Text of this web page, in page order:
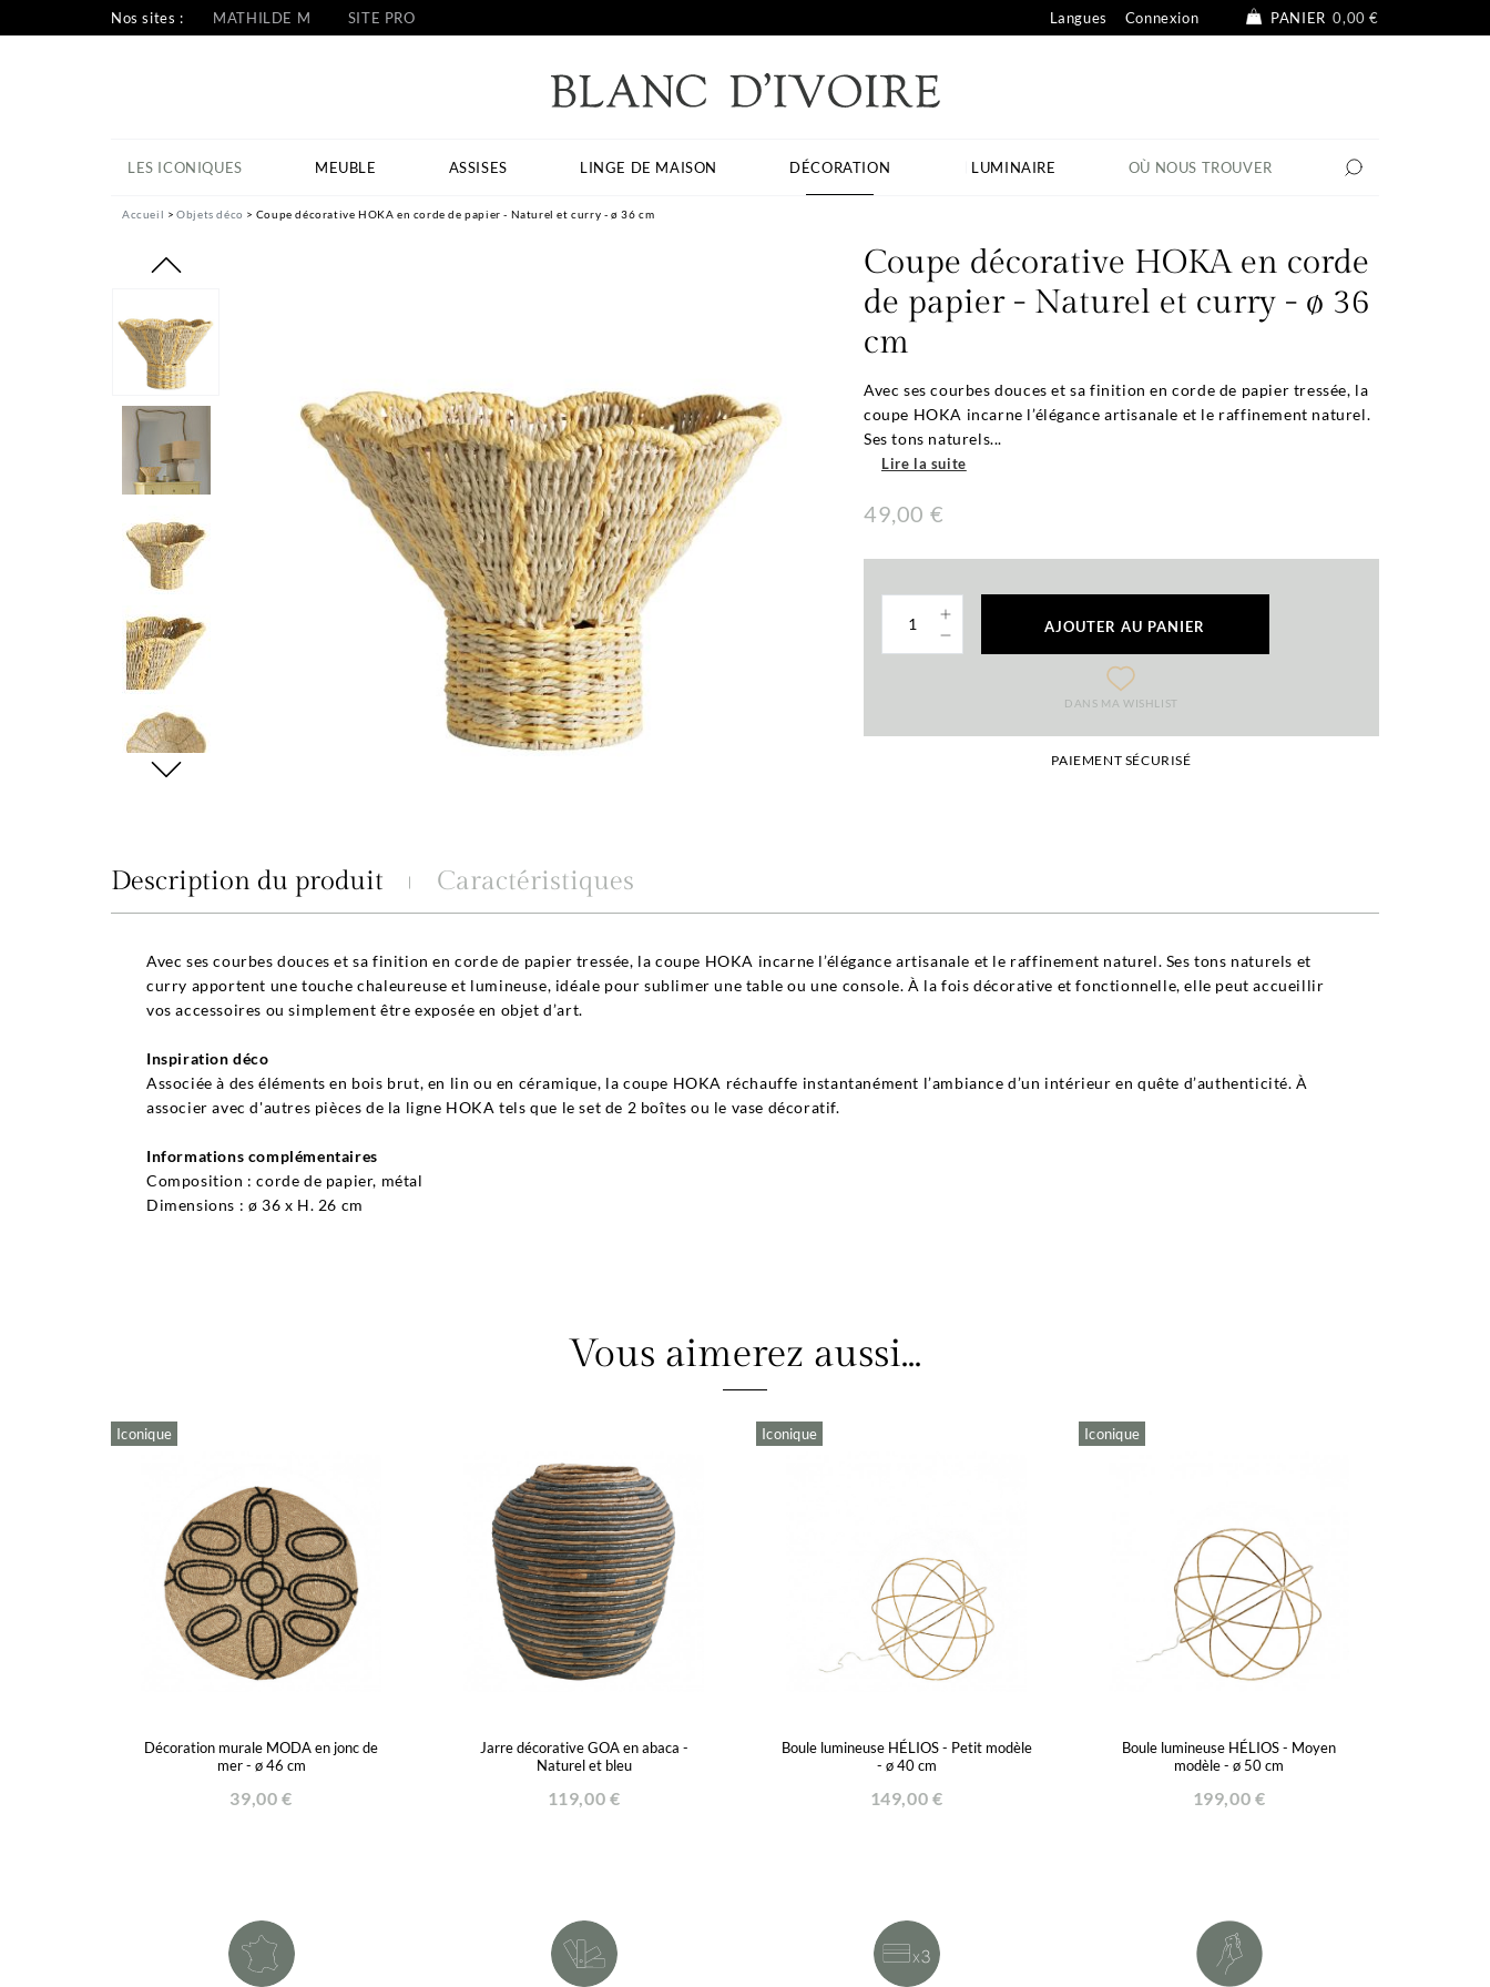
Nos sites : MATHILDE M SITE PRO Langues Connexion PANIER 0,00 €
LES ICONIQUES MEUBLE ASSISES LINGE DE MAISON DÉCORATION LUMINAIRE OÙ NOUS TROUVER
Accueil Objets déco Coupe décorative HOKA en corde de papier - Naturel et curry - ø 36 cm
Coupe décorative HOKA en corde
de papier - Naturel et curry - ø 36
cm
Avec ses courbes douces et sa finition en corde de papier tressée, la
coupe HOKA incarne l’élégance artisanale et le raffinement naturel.
Ses tons naturels...
Lire la suite
49,00 €
AJOUTER AU PANIER
DANS MA WISHLIST
PAIEMENT SÉCURISÉ
Description du produit Caractéristiques
Avec ses courbes douces et sa finition en corde de papier tressée, la coupe HOKA incarne l’élégance artisanale et le raffinement naturel. Ses tons naturels et
curry apportent une touche chaleureuse et lumineuse, idéale pour sublimer une table ou une console. À la fois décorative et fonctionnelle, elle peut accueillir
vos accessoires ou simplement être exposée en objet d’art.
Inspiration déco
Associée à des éléments en bois brut, en lin ou en céramique, la coupe HOKA réchauffe instantanément l’ambiance d’un intérieur en quête d’authenticité. À
associer avec d'autres pièces de la ligne HOKA tels que le set de 2 boîtes ou le vase décoratif.
Informations complémentaires
Composition : corde de papier, métal
Dimensions : ø 36 x H. 26 cm
Vous aimerez aussi...
Iconique
Décoration murale MODA en jonc de
mer - ø 46 cm
39,00 €
Jarre décorative GOA en abaca -
Naturel et bleu
119,00 €
Iconique
Boule lumineuse HÉLIOS - Petit modèle
- ø 40 cm
149,00 €
Iconique
Boule lumineuse HÉLIOS - Moyen
modèle - ø 50 cm
199,00 €